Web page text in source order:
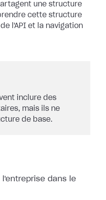
une structure
cette structure
l'API et la navigation
inclure des
mais ils ne
de base.
l'entreprise dans le